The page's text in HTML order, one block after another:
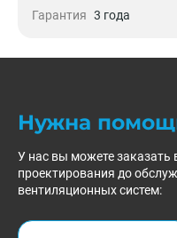
Гарантия 3 года
Нужна
У нас вы можете заказать
проектирования до
вентиляционных систем: